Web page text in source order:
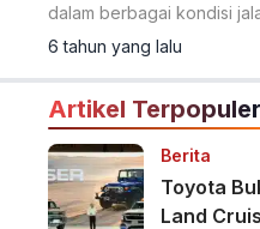
dalam berbagai kondisi
6 tahun yang lalu
Artikel Terpopuler
Berita
Toyota
Land